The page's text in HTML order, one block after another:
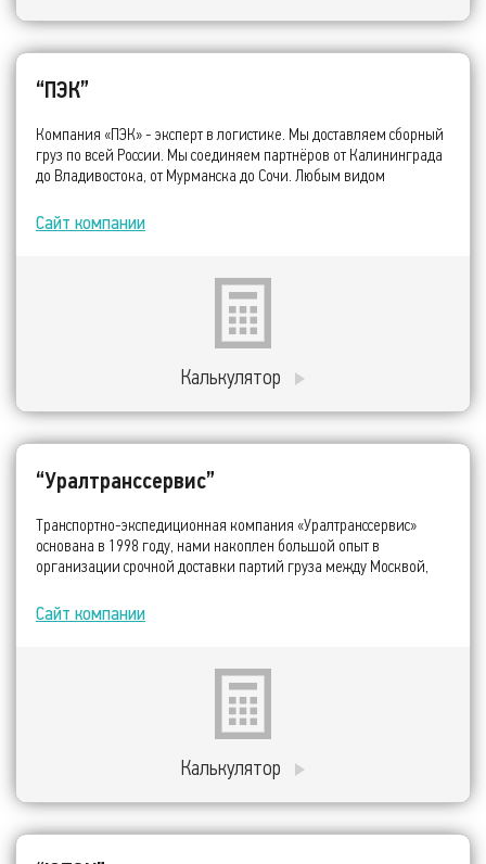
“ПЭК”
Компания «ПЭК» - эксперт в логистике. Мы доставляем сборный
груз по всей России. Мы соединяем партнёров от Калининграда
до Владивостока, от Мурманска до Сочи. Любым видом
оптимальные сроки и в максимальной сохранности.
Сайт компании
Калькулятор
“Уралтранссервис”
Транспортно-экспедиционная компания «Уралтранссервис»
основана в 1998 году, нами накоплен большой опыт в
организации срочной доставки партий груза между Москвой,
Сайт компании
Калькулятор